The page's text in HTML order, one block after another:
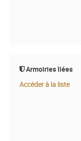
Armoiries liées
Accéder à la liste